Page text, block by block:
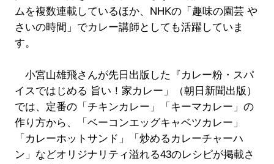
ムを複数連載しているほか、NHKの「趣味の園芸 や
さいの時間」でカレー講師としても活躍していま
す。
小宮山雄飛さんが先日出版した『カレー粉・スパ
イスではじめる 旨い！家カレー」（朝日新聞出版）
では、定番の「チキンカレー」「キーマカレー」の
作り方から、「ベーコンエッグキャベツカレー」
「カレーホットサンド」「炒めるカレーチャーハ
ン」などオリジナリティ溢れる43のレシピが掲載さ